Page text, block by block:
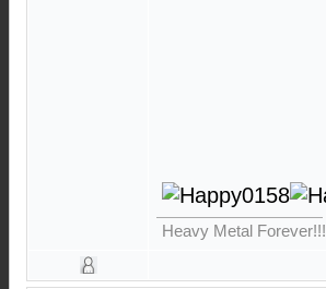
Heavy Metal Forever!!!